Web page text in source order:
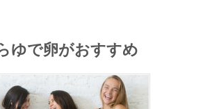
ゆで卵がおすすめ